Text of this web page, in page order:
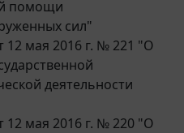
сил"
мая 2016 г. № 221 "О
деятельности
мая 2016 г. № 220 "О
премии